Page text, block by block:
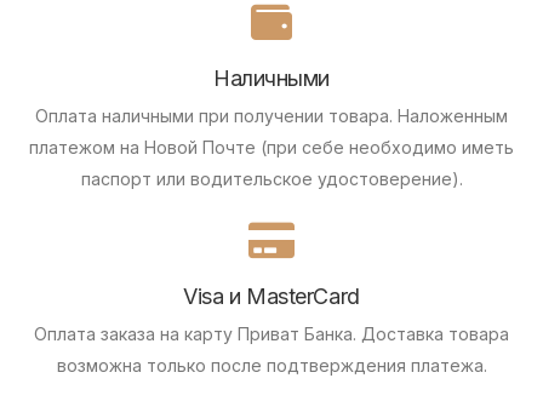
Наличными
Оплата наличными при получении товара. Наложенным
платежом на Новой Почте (при себе необходимо иметь
паспорт или водительское удостоверение).
Visa и MasterCard
Оплата заказа на карту Приват Банка. Доставка товара
возможна только после подтверждения платежа.